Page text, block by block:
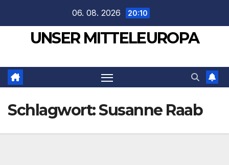
springen
06. 08. 2026 20:10
UNSER MITTELEUROPA
Schlagwort:Susanne Raab